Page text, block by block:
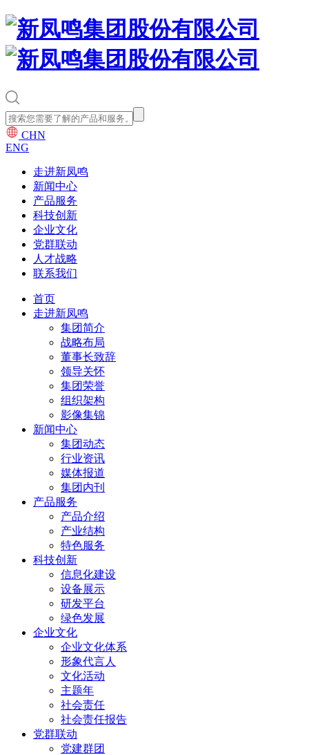
CHN
ENG
走进新凤鸣
新闻中心
产品服务
科技创新
企业文化
党群联动
人才战略
联系我们
首页
走进新凤鸣
集团简介
战略布局
董事长致辞
领导关怀
集团荣誉
组织架构
影像集锦
新闻中心
集团动态
行业资讯
媒体报道
集团内刊
产品服务
产品介绍
产业结构
特色服务
科技创新
信息化建设
设备展示
研发平台
绿色发展
企业文化
企业文化体系
形象代言人
文化活动
主题年
社会责任
社会责任报告
党群联动
党建群团